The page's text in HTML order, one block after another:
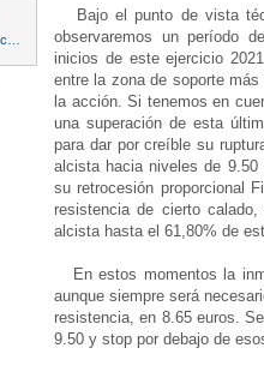
Bajo el punto de vista
observaremos un período
inicios de este ejercicio
entre la zona de soporte
la acción. Si tenemos en
una superación de esta
para dar por creíble su
alcista hacia niveles de 9.50
su retrocesión proporcional
resistencia de cierto
alcista hasta el 61,80% de
En estos momentos la
aunque siempre será
resistencia, en 8.65 euros.
9.50 y stop por debajo de